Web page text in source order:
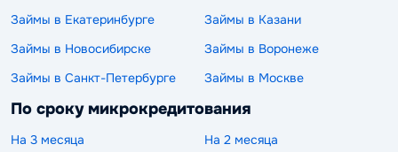
Займы в Екатеринбурге
Займы в Казани
Займы в Новосибирске
Займы в Воронеже
Займы в Санкт-Петербурге
Займы в Москве
По сроку микрокредитования
На 3 месяца На 2 месяца